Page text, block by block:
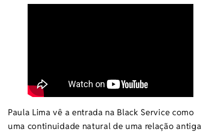
Paula Lima vê a entrada na Black Service como
uma continuidade natural de uma relação antiga